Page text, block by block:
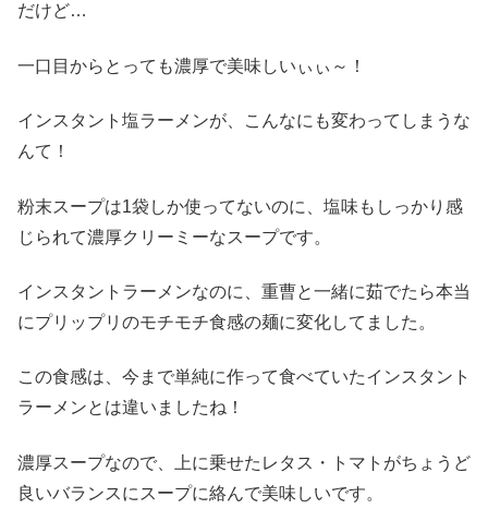
だけど…
一口目からとっても濃厚で美味しいぃぃ～！
インスタント塩ラーメンが、こんなにも変わってしまうな
んて！
粉末スープは1袋しか使ってないのに、塩味もしっかり感
じられて濃厚クリーミーなスープです。
インスタントラーメンなのに、重曹と一緒に茹でたら本当
にプリップリのモチモチ食感の麺に変化してました。
この食感は、今まで単純に作って食べていたインスタント
ラーメンとは違いましたね！
濃厚スープなので、上に乗せたレタス・トマトがちょうど
良いバランスにスープに絡んで美味しいです。